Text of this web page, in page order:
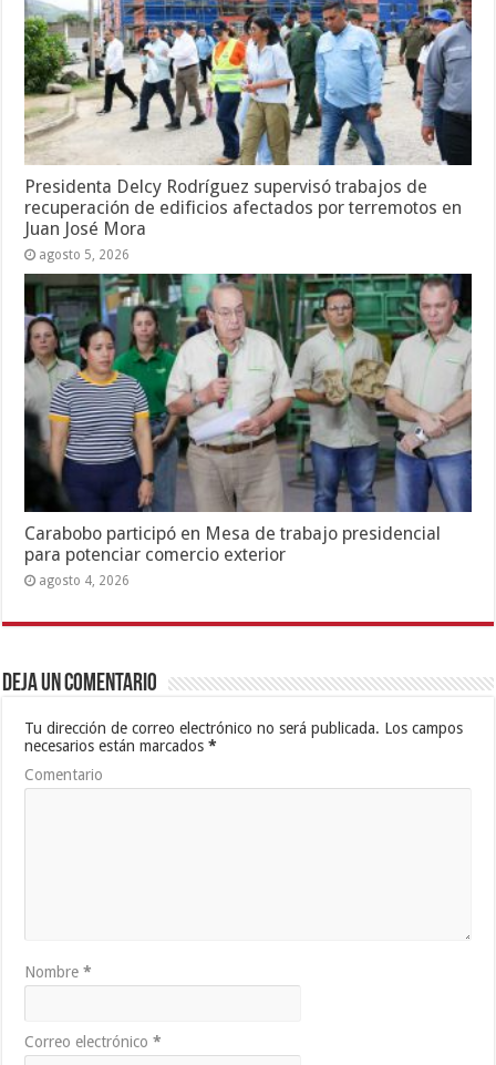
Presidenta Delcy Rodríguez supervisó trabajos de
recuperación de edificios afectados por terremotos en
Juan José Mora
agosto 5, 2026
Carabobo participó en Mesa de trabajo presidencial
para potenciar comercio exterior
agosto 4, 2026
Deja un comentario
Tu dirección de correo electrónico no será publicada. Los campos
necesarios están marcados*
Comentario
Nombre*
Correo electrónico*